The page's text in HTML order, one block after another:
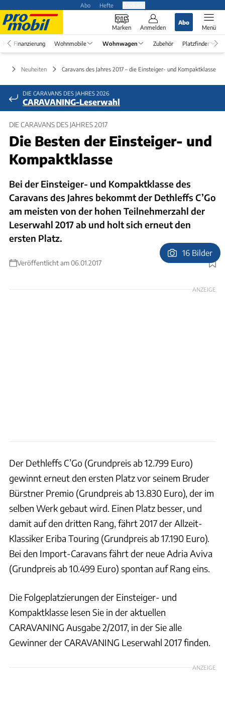
Abo Hefte
Marken Anmelden
Abo
Menü
Finanzierung Wohnmobile Wohnwagen Zubehör Platzfinder
Neuheiten Caravans des Jahres 2017 – die Einsteiger- und Kompaktklasse
DIE CARAVANS DES JAHRES 2026
CARAVANING-Leserwahl
DIE CARAVANS DES JAHRES 2017
Die Besten der Einsteiger- und
Kompaktklasse
Bei der Einsteiger- und Kompaktklasse des
Caravans des Jahres bekommt der Dethleffs C’Go
am meisten von der hohen Teilnehmerzahl der
Leserwahl 2017 ab und holt sich erneut den
ersten Platz.
Veröffentlicht am 06.01.2017
Foto: Weiß, Hammerschlag
16 Bilder
ANZEIGE
Der Dethleffs C’Go (Grundpreis ab 12.799 Euro)
gewinnt erneut den ersten Platz vor seinem Bruder
Bürstner Premio (Grundpreis ab 13.830 Euro), der im
selben Werk gebaut wird. Einen Platz besser, und
damit auf den dritten Rang, fährt 2017 der Allzeit-
Klassiker Eriba Touring (Grundpreis ab 17.190 Euro).
Bei den Import-Caravans fährt der neue Adria Aviva
(Grundpreis ab 10.499 Euro) spontan auf Rang eins.
Die Folgeplatzierungen der Einsteiger- und
Kompaktklasse lesen Sie in der aktuellen
CARAVANING Ausgabe 2/2017, in der Sie alle
Gewinner der CARAVANING Leserwahl 2017 finden.
ANZEIGE